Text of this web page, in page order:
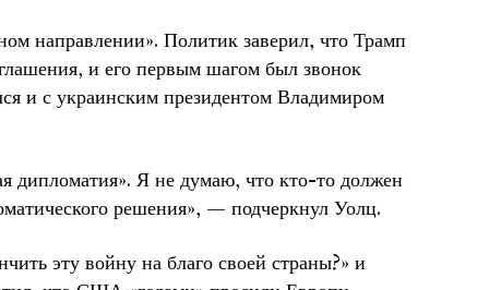
направлении». Политик заверил, что Трамп
и его первым шагом был звонок
и с украинским президентом Владимиром
дипломатия». Я не думаю, что кто-то должен
решения», — подчеркнул Уолц.
эту войну на благо своей страны?» и